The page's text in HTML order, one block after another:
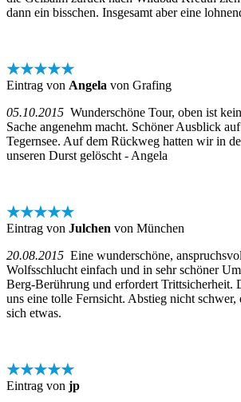
dann ein bisschen. Insgesamt aber eine
★★★★★
Eintrag von Angela von Grafing
05.10.2015 Wunderschöne Tour, oben ist
Sache angenehm macht. Schöner Ausblick
Tegernsee. Auf dem Rückweg hatten wir in
unseren Durst gelöscht - Angela
★★★★★
Eintrag von Julchen von München
20.08.2015 Eine wunderschöne,
Wolfsschlucht einfach und in sehr schöner
Berg-Berührung und erfordert Trittsicherheit.
uns eine tolle Fernsicht. Abstieg nicht
sich etwas.
★★★★★
Eintrag von jp